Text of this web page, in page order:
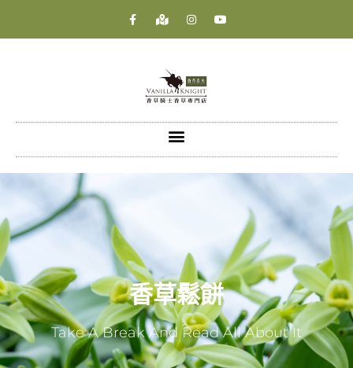
香草鬆餅
Take A Break And Read All About It